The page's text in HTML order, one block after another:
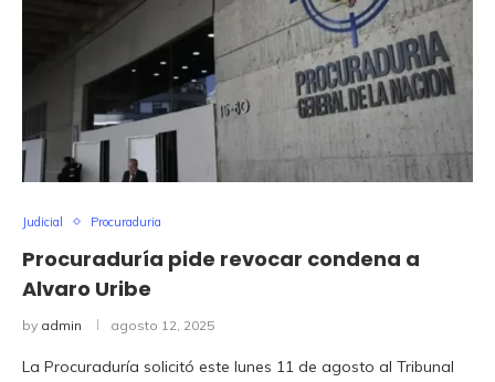
Judicial Procuraduria
Procuraduría pide revocar condena a
Alvaro Uribe
by admin agosto 12, 2025
La Procuraduría solicitó este lunes 11 de agosto al Tribunal